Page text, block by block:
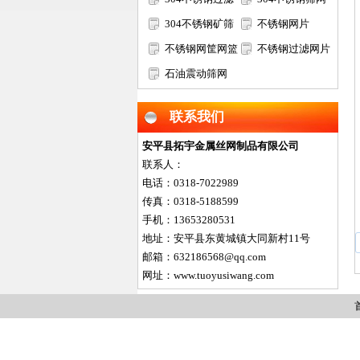
网筒
304不锈钢矿筛
网
不锈钢网片
不锈钢网筐网篮 不锈钢过滤网片
石油震动筛网
联系我们
安平县拓宇金属丝网制品有限公司
联系人：
电话：0318-7022989
传真：0318-5188599
手机：13653280531
地址：安平县东黄城镇大同新村11号
邮箱：632186568@qq.com
网址：www.tuoyusiwang.com